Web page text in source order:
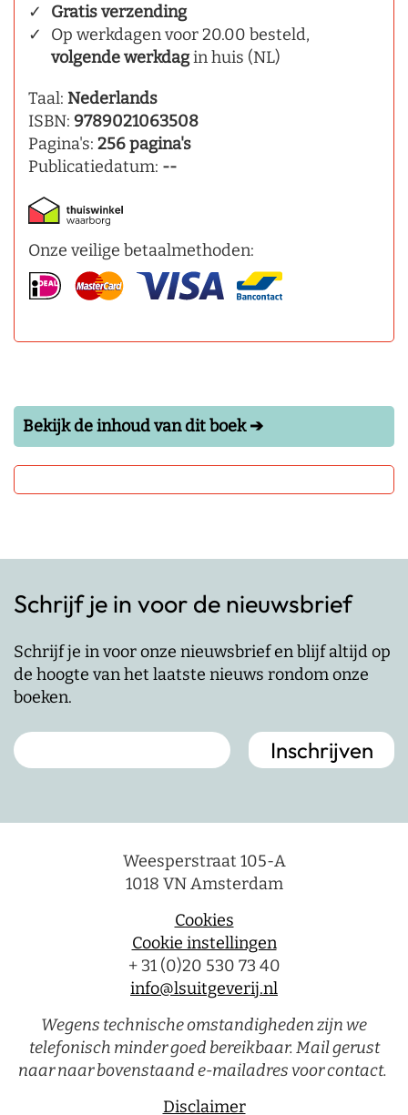
Gratis verzending
Op werkdagen voor 20.00 besteld,
volgende werkdagin huis (NL)
Taal: Nederlands
ISBN: 9789021063508
Pagina's: 256 pagina's
Publicatiedatum: --
Onze veilige betaalmethoden:
Bekijk de inhoud van dit boek ➔
Schrijf je in voor de nieuwsbrief
Schrijf je in voor onze nieuwsbrief en blijf altijd op
de hoogte van het laatste nieuws rondom onze
boeken.
Weesperstraat 105-A
1018 VN Amsterdam
Cookies
Cookie instellingen
+ 31 (0)20 530 73 40
info@lsuitgeverij.nl
Wegens technische omstandigheden zijn we
telefonisch minder goed bereikbaar. Mail gerust
naar naar bovenstaand e-mailadres voor contact.
Disclaimer